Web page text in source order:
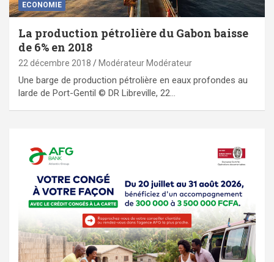
ECONOMIE
La production pétrolière du Gabon baisse
de 6% en 2018
22 décembre 2018 Modérateur Modérateur
Une barge de production pétrolière en eaux profondes au
larde de Port-Gentil © DR Libreville, 22…